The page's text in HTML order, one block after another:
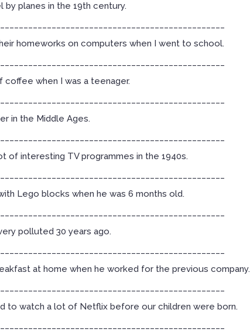
planes in the 19th century.
homeworks on computers when I went to school.
coffee when I was a teenager.
in the Middle Ages.
of interesting TV programmes in the 1940s.
Lego blocks when he was 6 months old.
polluted 30 years ago.
at home when he worked for the previous company.
to watch a lot of Netflix before our children were born.